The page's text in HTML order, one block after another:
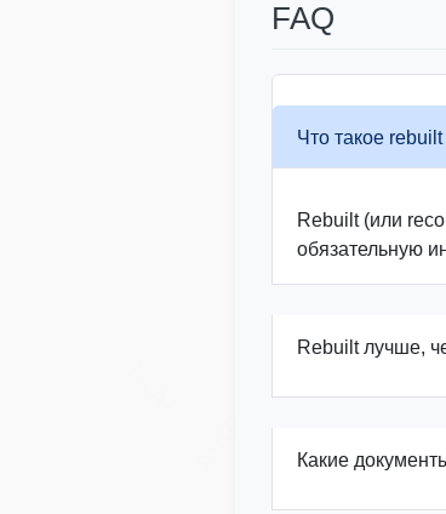
Autocheck
FAQ
Что такое
Rebuilt (или
обязательную
Rebuilt лучше,
Какие